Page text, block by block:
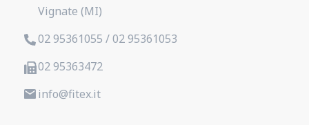
Vignate (MI)
02 95361055 / 02 95361053
02 95363472
info@fitex.it